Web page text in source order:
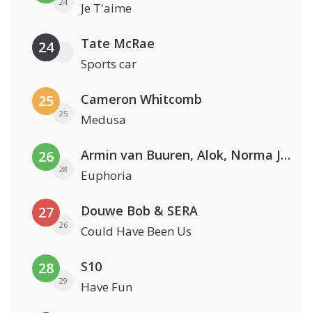
Je T'aime
24 Tate McRae
Sports car
25
25
Cameron Whitcomb
Medusa
26
28
Armin van Buuren, Alok, Norma Jean Martine & LAWRENT
Euphoria
27
26
Douwe Bob & SERA
Could Have Been Us
28
29
S10
Have Fun